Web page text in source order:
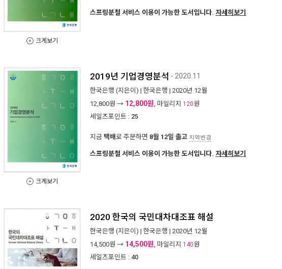
크게보기
스프링분철 서비스 이용이 가능한 도서입니다. 자세히보기
크게보기
2019년 기업경영분석 - 2020.11
한국은행 (지은이) | 한국은행 | 2020년 12월
12,800원 → 12,800원, 마일리지 120원
세일즈포인트 : 25
지금 택배로 주문하면 8월 12일 출고 지역변경
스프링분철 서비스 이용이 가능한 도서입니다. 자세히보기
2020 한국의 국민대차대조표 해설
한국은행 (지은이) | 한국은행 | 2020년 12월
14,500원 → 14,500원, 마일리지 140원
세일즈포인트 : 40